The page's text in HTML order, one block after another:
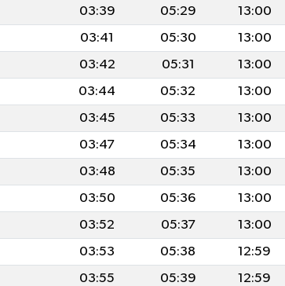
03:39 05:29 13:00
03:41 05:30 13:00
03:42 05:31 13:00
03:44 05:32 13:00
03:45 05:33 13:00
03:47 05:34 13:00
03:48 05:35 13:00
03:50 05:36 13:00
03:52 05:37 13:00
03:53 05:38 12:59
03:55 05:39 12:59